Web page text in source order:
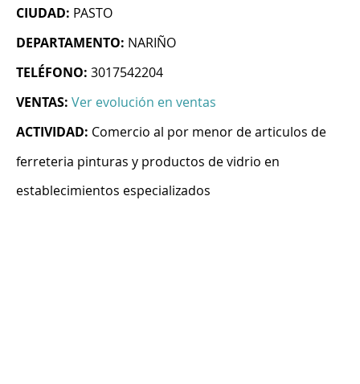
CIUDAD: PASTO
DEPARTAMENTO: NARIÑO
TELÉFONO: 3017542204
VENTAS: Ver evolución en ventas
ACTIVIDAD: Comercio al por menor de articulos de
ferreteria pinturas y productos de vidrio en
establecimientos especializados